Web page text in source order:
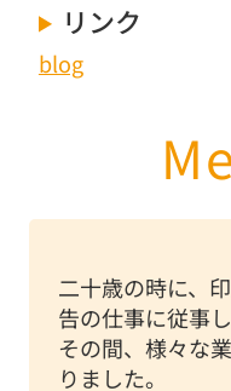
リンク
blog
二十歳の時に、
告の仕事に従事
その間、様々な
りました。